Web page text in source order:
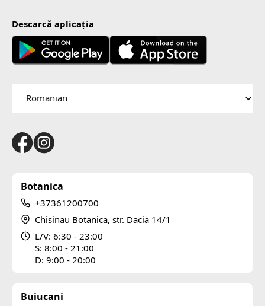
Descarcă aplicația
Botanica
+37361200700
Chisinau Botanica, str. Dacia 14/1
L/V: 6:30 - 23:00
S: 8:00 - 21:00
D: 9:00 - 20:00
Buiucani